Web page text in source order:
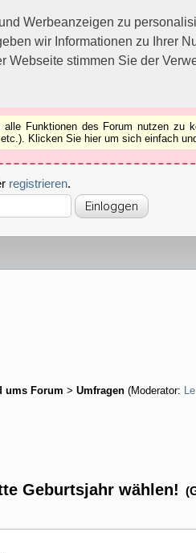
Werbeanzeigen zu
wir Informationen zu Ihrer
Webseite stimmen Sie der
des Forums nutzen zu
betrachten.
Schliessen
Funktionen des Forum nutzen zu
Klicken Sie hier um sich einfach
registrieren.
ums Forum > Umfragen (Moderator:
Geburtsjahr wählen!